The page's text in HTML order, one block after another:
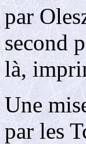
par
second
là,
Une
par les